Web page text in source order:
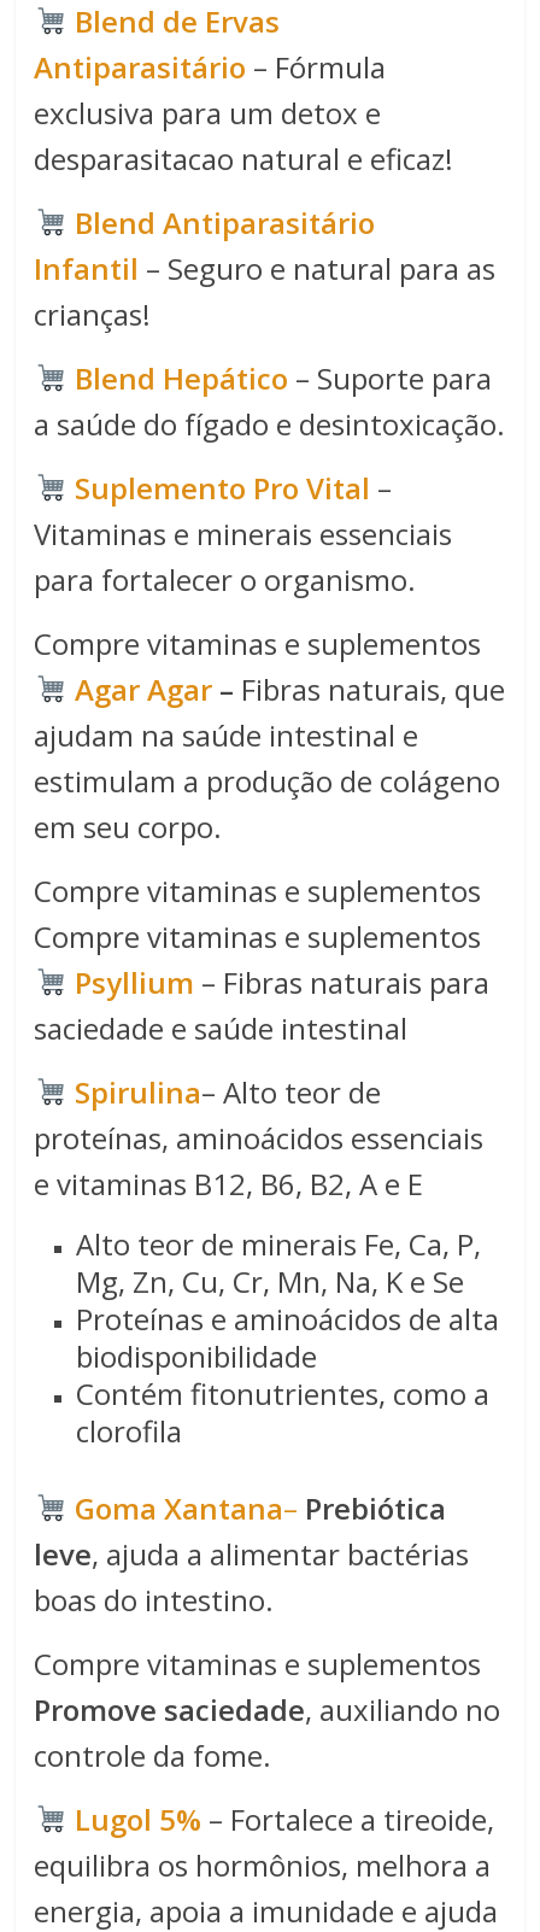
Blend de Ervas
Antiparasitário – Fórmula
exclusiva para um detox e
desparasitacao natural e eficaz!
Blend Antiparasitário
Infantil – Seguro e natural para as
crianças!
Blend Hepático – Suporte para
a saúde do fígado e desintoxicação.
Suplemento Pro Vital –
Vitaminas e minerais essenciais
para fortalecer o organismo.
Compre vitaminas e suplementos
Agar Agar– Fibras naturais, que
ajudam na saúde intestinal e
estimulam a produção de colágeno
em seu corpo.
Compre vitaminas e suplementos
Compre vitaminas e suplementos
Psyllium – Fibras naturais para
saciedade e saúde intestinal
Spirulina​– Alto teor de
proteínas, aminoácidos essenciais
e vitaminas B12, B6, B2, A e E
Alto teor de minerais Fe, Ca, P,
Mg, Zn, Cu, Cr, Mn, Na, K e Se
Proteínas e aminoácidos de alta
biodisponibilidade
Contém fitonutrientes, como a
clorofila
​​Goma Xantana​– Prebiótica
leve, ajuda a alimentar bactérias
boas do intestino.
Compre vitaminas e suplementos
Promove saciedade, auxiliando no
controle da fome.
Lugol 5% – Fortalece a tireoide,
equilibra os hormônios, melhora a
energia, apoia a imunidade e ajuda